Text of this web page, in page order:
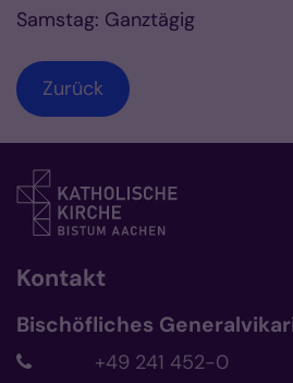
Samstag: Ganztägig
Zurück
Kontakt
Bischöfliches
+49 241 452-0